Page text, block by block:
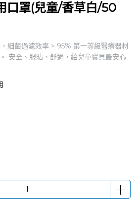
口罩(兒童/香草白/50
細菌過濾效率 > 95% 第一等級醫療器材
安全、服貼、舒適，給兒童寶貝最安心